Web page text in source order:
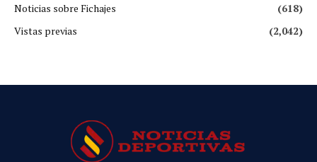
Noticias sobre Fichajes
(618)
Vistas previas
(2,042)